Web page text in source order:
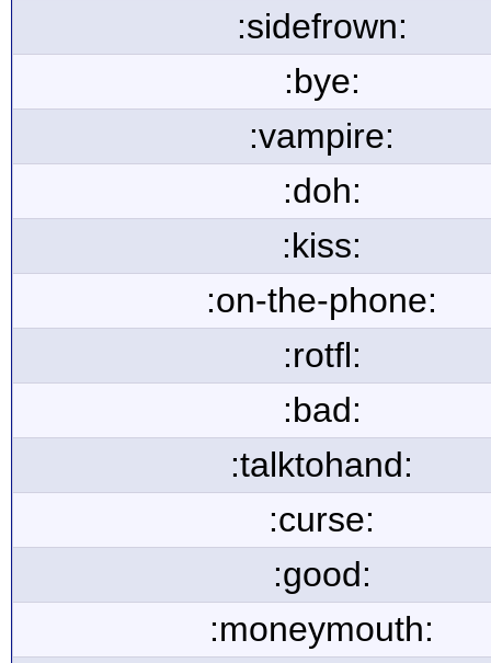
:sidefrown:
:bye:
:vampire:
:doh:
:kiss:
:on-the-phone:
:rotfl:
:bad:
:talktohand:
:curse:
:good:
:moneymouth: